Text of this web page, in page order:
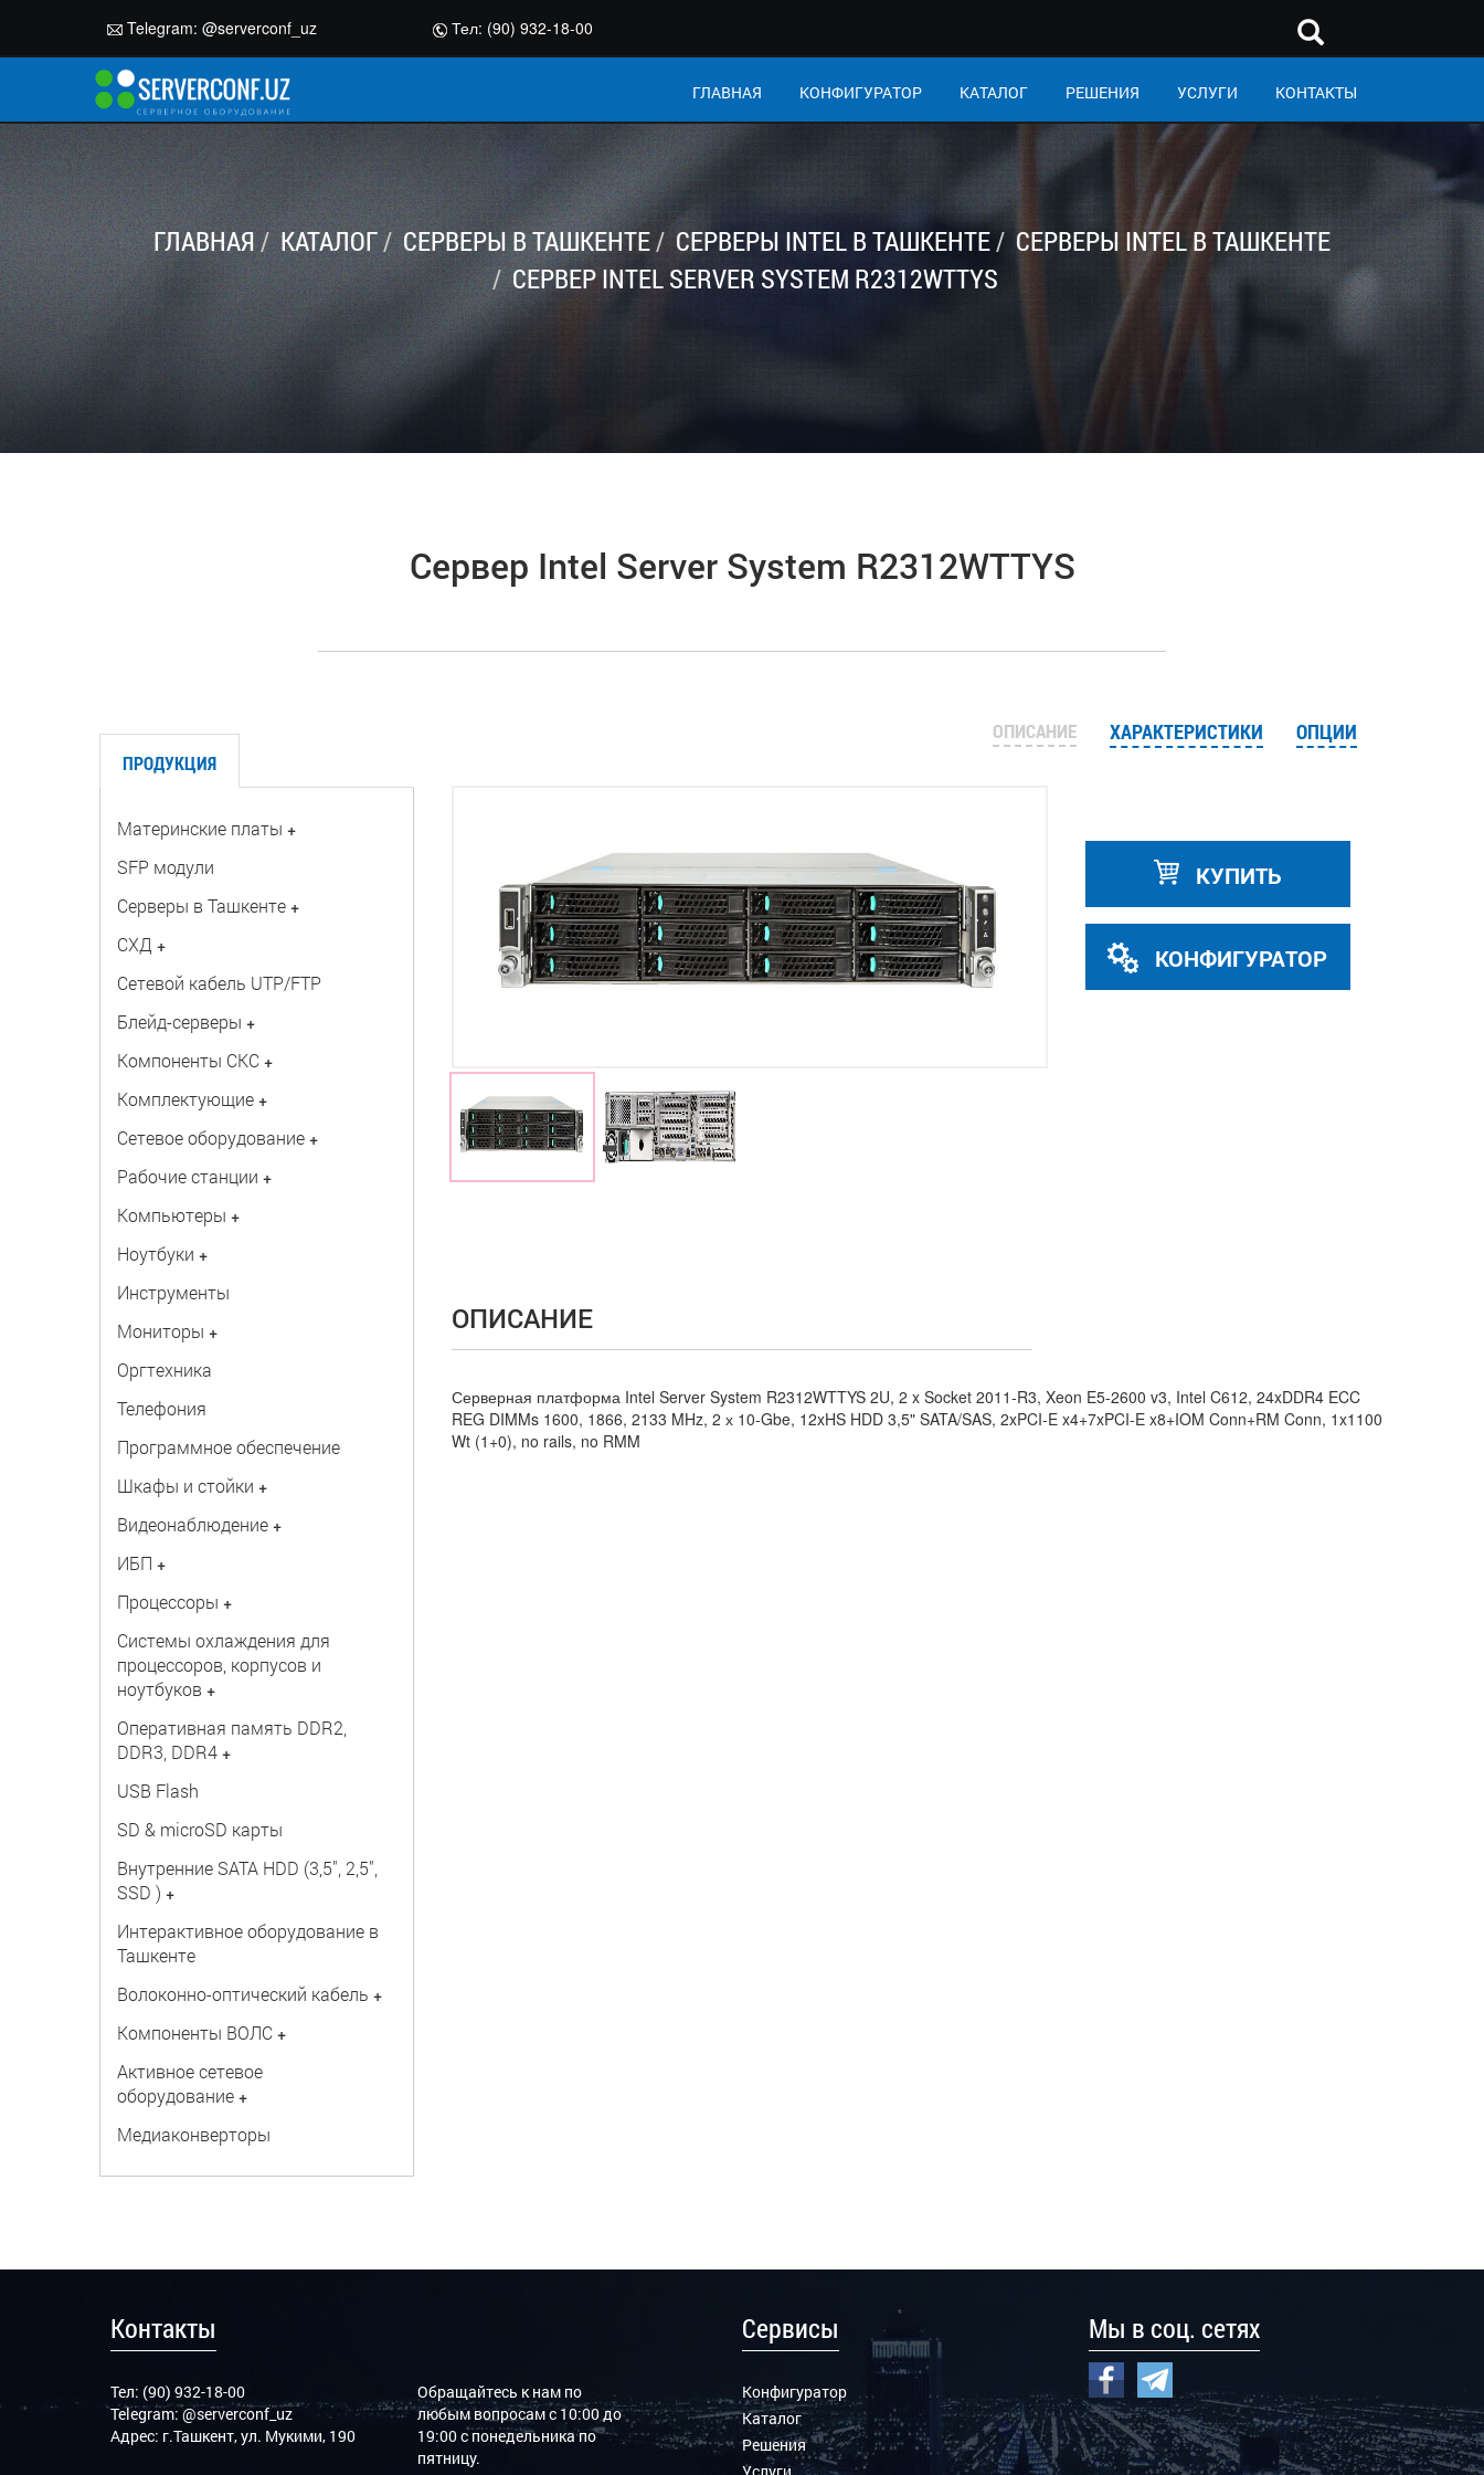
Telegram: @serverconf_uz Тел: (90) 932-18-00
ГЛАВНАЯ КОНФИГУРАТОР КАТАЛОГ РЕШЕНИЯ УСЛУГИ КОНТАКТЫ
ГЛАВНАЯ КАТАЛОГ СЕРВЕРЫ В ТАШКЕНТЕ СЕРВЕРЫ INTEL В ТАШКЕНТЕ
СЕРВЕРЫ INTEL В ТАШКЕНТЕ
СЕРВЕР INTEL SERVER SYSTEM R2312WTTYS
Сервер Intel Server System R2312WTTYS
ПРОДУКЦИЯ
Материнские платы +
SFP модули
Серверы в Ташкенте +
СХД +
Сетевой кабель UTP/FTP
Блейд-серверы +
Компоненты СКС +
Комплектующие +
Сетевое оборудование +
Рабочие станции +
Компьютеры +
Ноутбуки +
Инструменты
Мониторы +
Оргтехника
Телефония
Программное обеспечение
Шкафы и стойки +
Видеонаблюдение +
ИБП +
Процессоры +
Системы охлаждения для
процессоров, корпусов и
ноутбуков +
Оперативная память DDR2,
DDR3, DDR4 +
USB Flash
SD & microSD карты
Внутренние SATA HDD (3,5", 2,5",
SSD ) +
Интерактивное оборудование в
Ташкенте
Волоконно-оптический кабель +
Компоненты ВОЛС +
Активное сетевое
оборудование +
Медиаконверторы
ОПИСАНИЕ ХАРАКТЕРИСТИКИ ОПЦИИ
КУПИТЬ
КОНФИГУРАТОР
ОПИСАНИЕ
Серверная платформа Intel Server System R2312WTTYS 2U, 2 x Socket 2011-R3, Xeon E5-2600 v3, Intel C612, 24xDDR4 ECC
REG DIMMs 1600, 1866, 2133 MHz, 2 х 10-Gbe, 12xHS HDD 3,5" SATA/SAS, 2xPCI-E x4+7xPCI-E x8+IOM Conn+RM Conn, 1x1100
Wt (1+0), no rails, no RMM
Контакты
Тел: (90) 932-18-00
Telegram:@serverconf_uz
Адрес: г.Ташкент, ул. Мукими, 190
Обращайтесь к нам по
любым вопросам с 10:00 до
19:00 с понедельника по
пятницу.
Сервисы
Конфигуратор
Каталог
Решения
Мы в соц. сетях